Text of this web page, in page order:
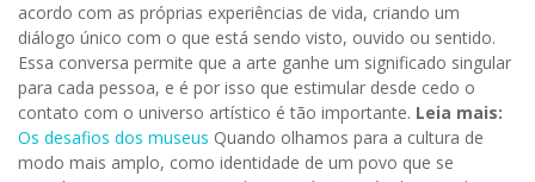
acordo com as próprias experiências de vida, criando um
diálogo único com o que está sendo visto, ouvido ou sentido.
Essa conversa permite que a arte ganhe um significado singular
para cada pessoa, e é por isso que estimular desde cedo o
contato com o universo artístico é tão importante. Leia mais:
Os desafios dos museus Quando olhamos para a cultura de
modo mais amplo, como identidade de um povo que se